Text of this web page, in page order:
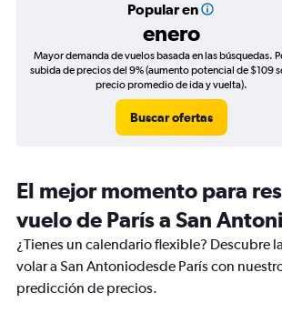
Popular en
enero
Mayor demanda de vuelos basada en las búsquedas.
subida de precios del 9% (aumento potencial de $109
precio promedio de ida y vuelta).
Buscar ofertas
El mejor momento para
vuelo de París a San
¿Tienes un calendario flexible? Descubre
volar a San Antoniodesde París con
predicción de precios.